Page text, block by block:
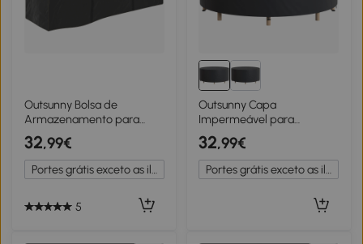
Outsunny Bolsa de
Armazenamento para
Almofadas de Jardim
Impermeável Bolsa de
Arrumação para Árvore de
Natal 175x55x75 cm Preto
32,99€
Portes grátis exceto as ilhas
5
Outsunny Capa
Impermeável para
Mobiliário de Jardim para
Mesa Redonda Tecido
Oxford 420D para Jardim
Exterior Ø200x80 cm
32,99€
Portes grátis exceto as ilhas